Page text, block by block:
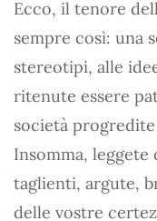
Ecco, il tenore
sempre così: una
stereotipi, alle
ritenute essere
società
Insomma, leggete
taglienti, argute,
delle vostre